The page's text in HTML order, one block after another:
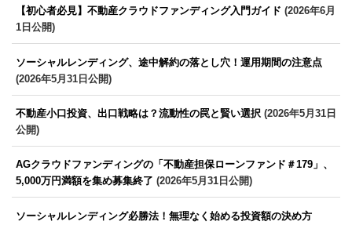
【初心者必見】不動産クラウドファンディング入門ガイド (2026年6月
1日公開)
ソーシャルレンディング、途中解約の落とし穴！運用期間の注意点
(2026年5月31日公開)
不動産小口投資、出口戦略は？流動性の罠と賢い選択 (2026年5月31日
公開)
AGクラウドファンディングの「不動産担保ローンファンド＃179」、
5,000万円満額を集め募集終了 (2026年5月31日公開)
ソーシャルレンディング必勝法！無理なく始める投資額の決め方